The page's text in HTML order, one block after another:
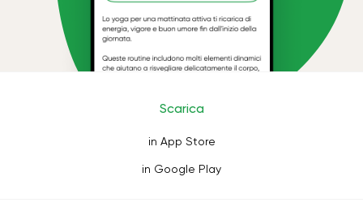
Scarica
in App Store
in Google Play